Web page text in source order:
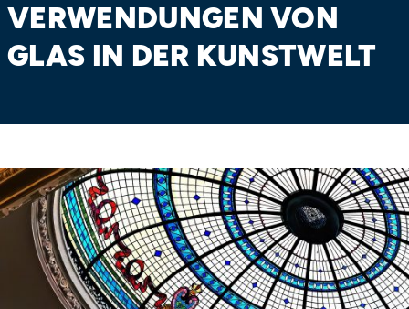
ERWENDUNGEN VON G
LAS IN DER KUNSTWELT